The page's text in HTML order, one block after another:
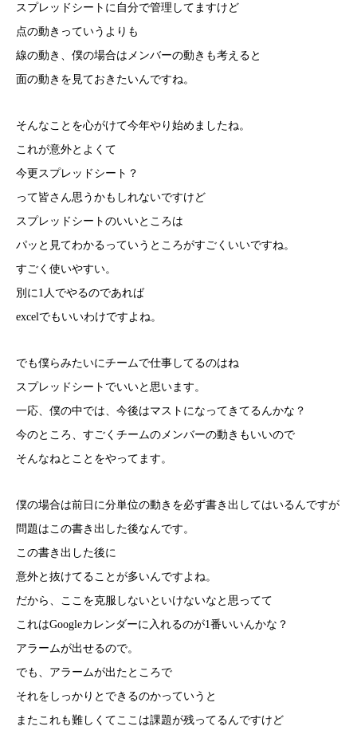
スプレッドシートに自分で管理してますけど
点の動きっていうよりも
線の動き、僕の場合はメンバーの動きも考えると
面の動きを見ておきたいんですね。
そんなことを心がけて今年やり始めましたね。
これが意外とよくて
今更スプレッドシート？
って皆さん思うかもしれないですけど
スプレッドシートのいいところは
パッと見てわかるっていうところがすごくいいですね。
すごく使いやすい。
別に1人でやるのであれば
excelでもいいわけですよね。
でも僕らみたいにチームで仕事してるのはね
スプレッドシートでいいと思います。
一応、僕の中では、今後はマストになってきてるんかな？
今のところ、すごくチームのメンバーの動きもいいので
そんなねとことをやってます。
僕の場合は前日に分単位の動きを必ず書き出してはいるんですが
問題はこの書き出した後なんです。
この書き出した後に
意外と抜けてることが多いんですよね。
だから、ここを克服しないといけないなと思ってて
これはGoogleカレンダーに入れるのが1番いいんかな？
アラームが出せるので。
でも、アラームが出たところで
それをしっかりとできるのかっていうと
またこれも難しくてここは課題が残ってるんですけど